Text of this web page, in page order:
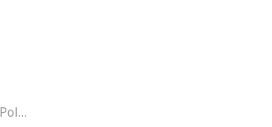
Geaca barbati, 303060510, Poliester, 58 EU, Gri